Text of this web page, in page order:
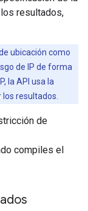
resultados,
ubicación como
de IP de forma
la API usa la
resultados.
de
compiles el